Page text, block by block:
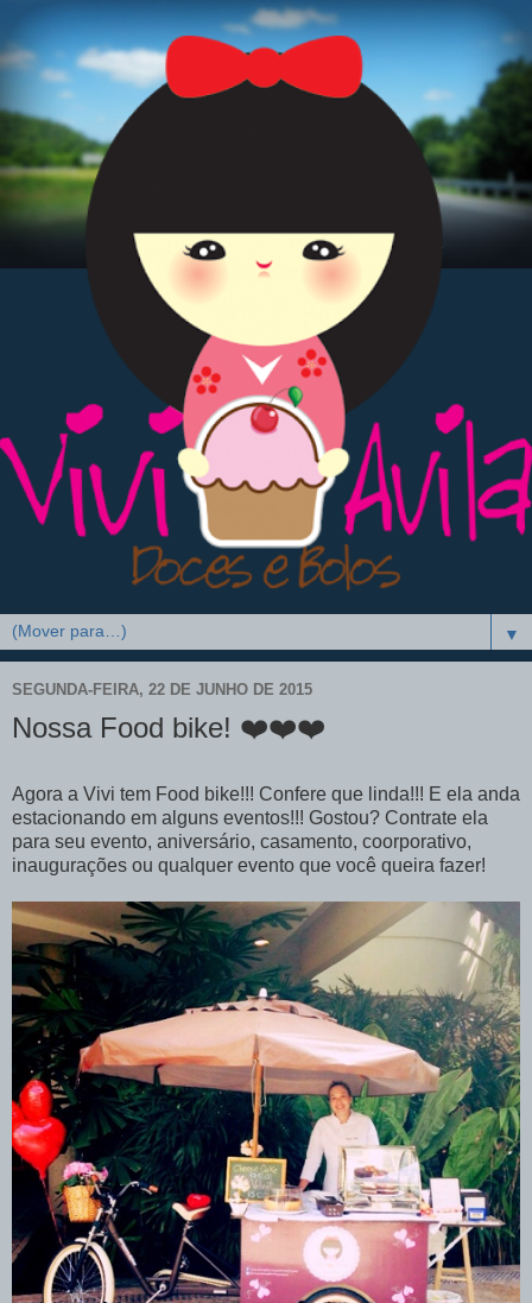
▼
SEGUNDA-FEIRA, 22 DE JUNHO DE 2015
Nossa Food bike! ❤️❤️❤️
Agora a Vivi tem Food bike!!! Confere que linda!!! E ela anda
estacionando em alguns eventos!!! Gostou? Contrate ela
para seu evento, aniversário, casamento, coorporativo,
inaugurações ou qualquer evento que você queira fazer!